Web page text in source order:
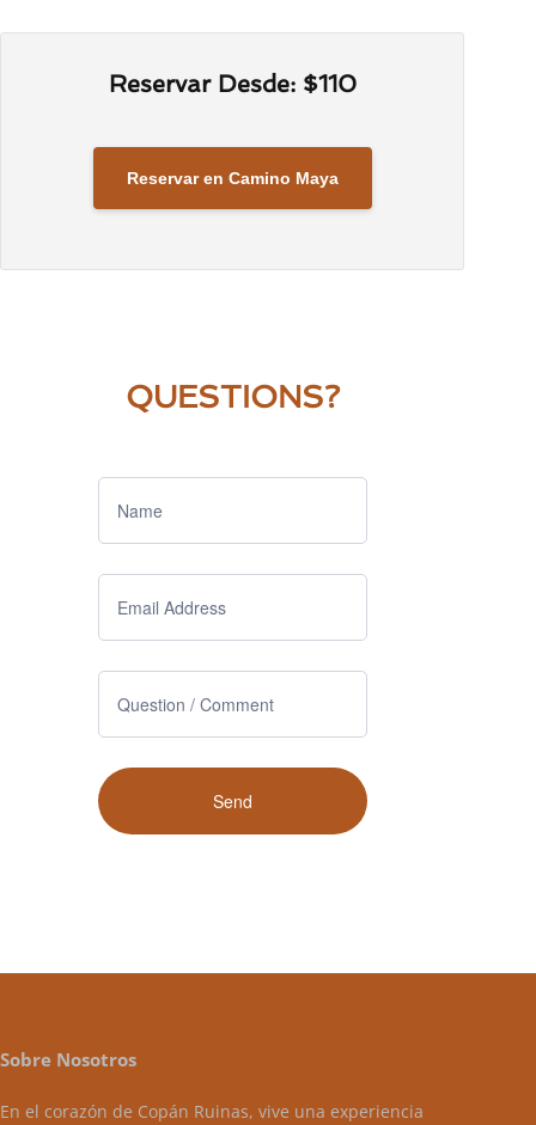
Reservar Desde: $110
Reservar en Camino Maya
QUESTIONS?
Sobre Nosotros
En el corazón de Copán Ruinas, vive una experiencia